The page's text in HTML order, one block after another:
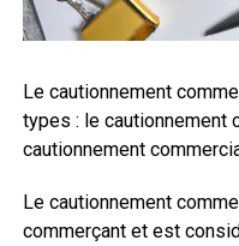
Le cautionnement
types : le cautionnement
cautionnement
Le cautionnement
commerçant et est